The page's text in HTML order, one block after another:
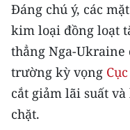
KIỂM CHỨNG THÔNG
TRI THỨC CHUYÊN
54 DÂN TỘC VIỆT
CHƯƠNG TRÌNH
Đáng chú ý, các
kim loại đồng loạt
thẳng Nga-
trường kỳ vọng
cắt giảm lãi suất
chặt.